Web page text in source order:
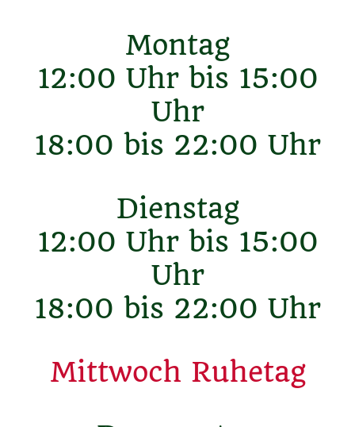
Montag
12:00 Uhr bis 15:00
Uhr
18:00 bis 22:00 Uhr
Dienstag
12:00 Uhr bis 15:00
Uhr
18:00 bis 22:00 Uhr
Mittwoch Ruhetag